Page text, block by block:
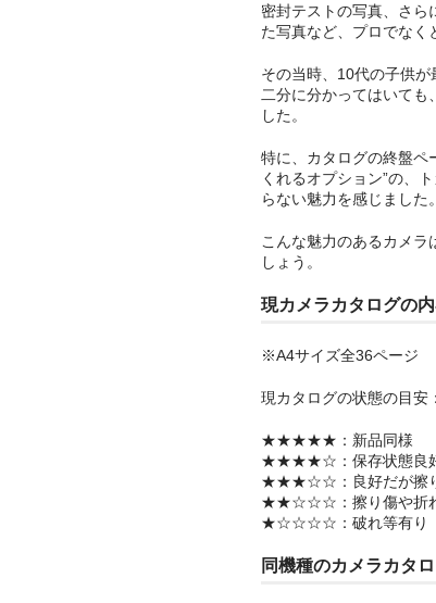
密封テストの写真、さ
た写真など、プロでなく
その当時、10代の子供
二分に分かってはいても
した。
特に、カタログの終盤ペ
くれるオプション”の、
らない魅力を感じました。
こんな魅力のあるカメ
しょう。
現カメラカタログの
※A4サイズ全36ページ
現カタログの状態の
★★★★★：新品同様
★★★★☆：保存状態良
★★★☆☆：良好だが擦り
★★☆☆☆：擦り傷や折
★☆☆☆☆：破れ等有り
同機種のカメラカタ